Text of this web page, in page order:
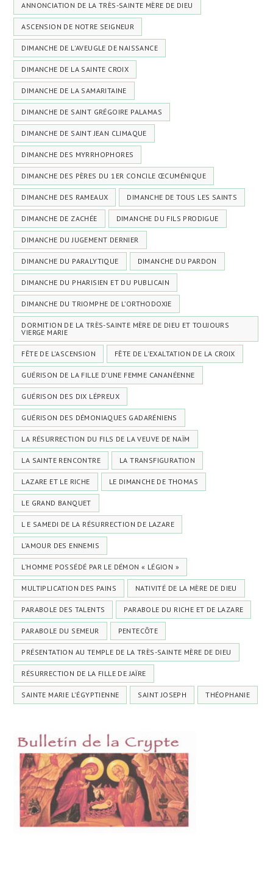
ANNONCIATION DE LA TRÈS-SAINTE MÈRE DE DIEU
ASCENSION DE NOTRE SEIGNEUR
DIMANCHE DE L'AVEUGLE DE NAISSANCE
DIMANCHE DE LA SAINTE CROIX
DIMANCHE DE LA SAMARITAINE
DIMANCHE DE SAINT GRÉGOIRE PALAMAS
DIMANCHE DE SAINT JEAN CLIMAQUE
DIMANCHE DES MYRRHOPHORES
DIMANCHE DES PÈRES DU 1ER CONCILE ŒCUMÉNIQUE
DIMANCHE DES RAMEAUX DIMANCHE DE TOUS LES SAINTS
DIMANCHE DE ZACHÉE DIMANCHE DU FILS PRODIGUE
DIMANCHE DU JUGEMENT DERNIER
DIMANCHE DU PARALYTIQUE DIMANCHE DU PARDON
DIMANCHE DU PHARISIEN ET DU PUBLICAIN
DIMANCHE DU TRIOMPHE DE L’ORTHODOXIE
DORMITION DE LA TRÈS-SAINTE MÈRE DE DIEU ET TOUJOURS
VIERGE MARIE
FÊTE DE L'ASCENSION FÊTE DE L'EXALTATION DE LA CROIX
GUÉRISON DE LA FILLE D’UNE FEMME CANANÉENNE
GUÉRISON DES DIX LÉPREUX
GUÉRISON DES DÉMONIAQUES GADARÉNIENS
LA RÉSURRECTION DU FILS DE LA VEUVE DE NAÏM
LA SAINTE RENCONTRE LA TRANSFIGURATION
LAZARE ET LE RICHE LE DIMANCHE DE THOMAS
LE GRAND BANQUET
L E SAMEDI DE LA RÉSURRECTION DE LAZARE
L’AMOUR DES ENNEMIS
L’HOMME POSSÉDÉ PAR LE DÉMON « LÉGION »
MULTIPLICATION DES PAINS NATIVITÉ DE LA MÈRE DE DIEU
PARABOLE DES TALENTS PARABOLE DU RICHE ET DE LAZARE
PARABOLE DU SEMEUR PENTECÔTE
PRÉSENTATION AU TEMPLE DE LA TRÈS-SAINTE MÈRE DE DIEU
RÉSURRECTION DE LA FILLE DE JAÏRE
SAINTE MARIE L'ÉGYPTIENNE SAINT JOSEPH THÉOPHANIE